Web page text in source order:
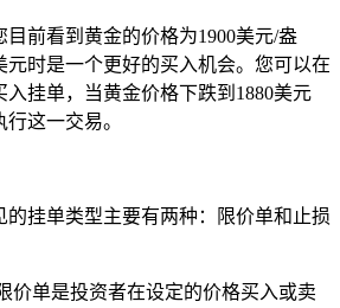
目前看到黄金的价格为1900美元/盎
元时是一个更好的买入机会。您可以在
挂单，当黄金价格下跌到1880美元
这一交易。
的挂单类型主要有两种：限价单和止损
价单是投资者在设定的价格买入或卖